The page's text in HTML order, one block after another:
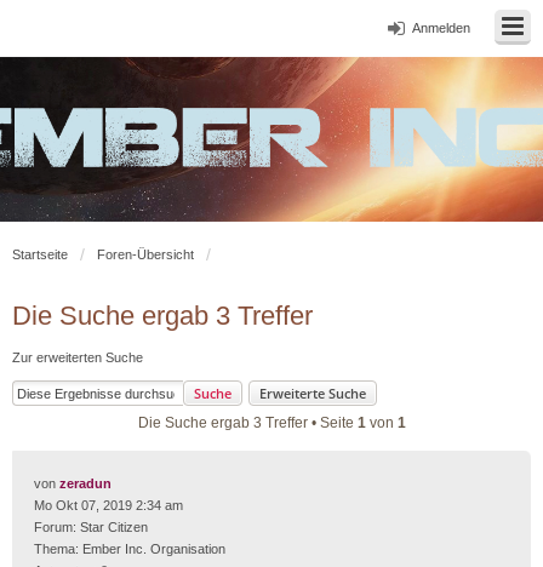
Anmelden
Startseite Foren-Übersicht
Die Suche ergab 3 Treffer
Zur erweiterten Suche
Suche Erweiterte Suche
Die Suche ergab 3 Treffer • Seite 1von 1
von zeradun
Mo Okt 07, 2019 2:34 am
Forum: Star Citizen
Thema: Ember Inc. Organisation